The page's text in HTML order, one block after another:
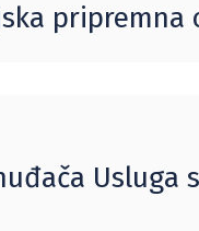
pripremna
Usluga